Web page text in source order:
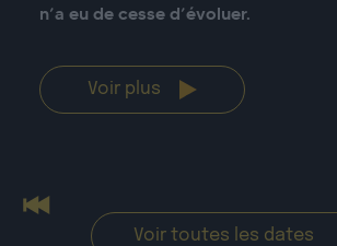
n’a eu de cesse d’évoluer.
Voir plus
Previous
Voir toutes les dates